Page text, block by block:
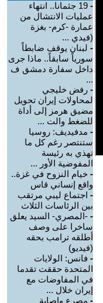
-
19 جثمانا.. انتهاء
عمليات الانتشال من
عمارة -كرم- بغزة
(فيدي ...
- لبنان يوقف ضابطاً
سورياً سابقاً.. ماذا جرى
داخل سفارة دمشق ف
...
- رفض خليجي
لمحاولات إيران تحويل
مضيق هرمز إلى أداة
للضغط والت ...
- مدفيديف: روسيا
ستنتصر رغم كل ما
تهذي به رئيسة
المفوضية الأور ...
- خيام النزوح في غزة..
واقع إنساني قاس
- اجتماع ليبي مرتقب
بين الرئاسات الثلاث
- -المصري- السيد يعلق
ساخرا على وصف
أطلقه ترامب بحقه
(فيديو)
- فانس: الولايات
المتحدة حققت تقدما
في المفاوضات مع
إيران خلال ...
- مصرع وإصابة